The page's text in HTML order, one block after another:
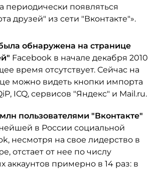
периодически появляться
друзей" из сети "Вконтакте"».
обнаружена на странице
Facebook в начале декабря 2010
время отсутствует. Сейчас на
можно видеть кнопки импорта
ICQ, сервисов "Яндекс" и Mail.ru.
пользователями "Вконтакте"
в России социальной
несмотря на свое лидерство в
отстает от нее по числу
аккаунтов примерно в 14 раз: в